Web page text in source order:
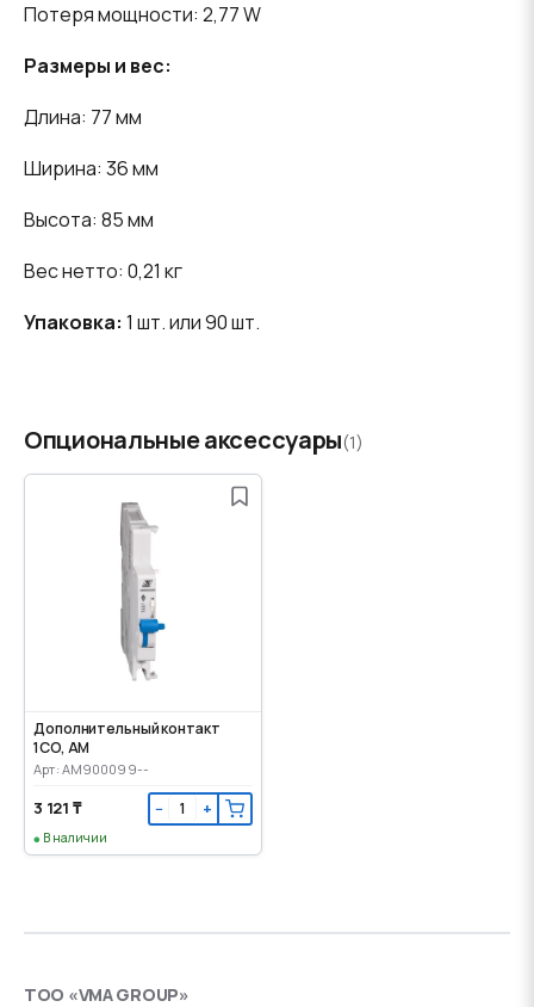
Потеря мощности: 2,77 W
Размеры и вес:
Длина: 77 мм
Ширина: 36 мм
Высота: 85 мм
Вес нетто: 0,21 кг
Упаковка: 1 шт. или 90 шт.
Опциональные аксессуары(1)
Дополнительный контакт
1CO, AM
Арт: AM900099--
3 121 ₸ − +
В наличии
ТОО «VMA GROUP»